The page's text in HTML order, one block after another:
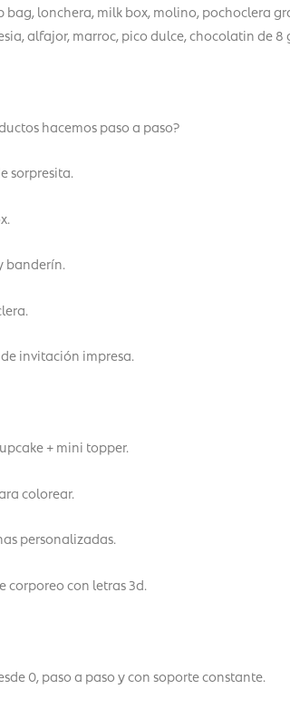
bag, lonchera, milk box, molino, pochoclera
alfajor, marroc, pico dulce, chocolatin de 8
hacemos paso a paso?
sorpresita.
banderín.
invitación impresa.
+ mini topper.
colorear.
personalizadas.
corporeo con letras 3d.
0, paso a paso y con soporte constante.